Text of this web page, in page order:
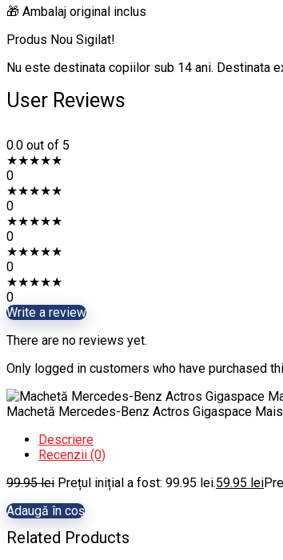
🎁 Ambalaj original inclus
Produs Nou Sigilat!
Nu este destinata copiilor sub 14 ani. Destinata
User Reviews
0.0 out of 5
★★★★★
0
★★★★★
0
★★★★★
0
★★★★★
0
★★★★★
0
Write a review
There are no reviews yet.
Only logged in customers who have purchased
Machetă Mercedes-Benz Actros Gigaspace
Descriere
Recenzii (0)
99.95lei Prețul inițial a fost: 99.95 lei.59.95 lei
Adaugă în coș
Related Products